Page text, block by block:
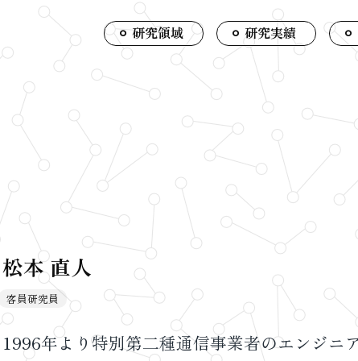
研究領域 研究実績
松本 直人
客員研究員
1996年より特別第二種通信事業者のエンジニ